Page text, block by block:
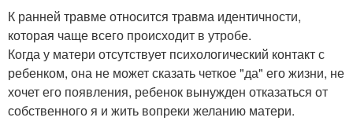
К ранней травме относится травма идентичности,
которая чаще всего происходит в утробе.
Когда у матери отсутствует психологический контакт с
ребенком, она не может сказать четкое "да" его жизни, не
хочет его появления, ребенок вынужден отказаться от
собственного я и жить вопреки желанию матери.